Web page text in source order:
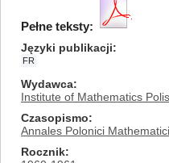
Pełne teksty:
Języki publikacji
FR
Wydawca
Institute of Mathematics
Czasopismo
Annales Polonici Mathematici
Rocznik